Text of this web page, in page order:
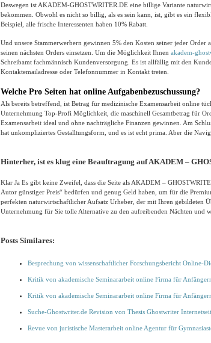
Deswegen ist AKADEM-GHOSTWRITER.DE eine billige Variante
bekommen. Obwohl es nicht so billig, als es sein kann, ist, gibt es ein
Beispiel, alle frische Interessenten haben 10% Rabatt.
Und unsere Stammerwerbern gewinnen 5% den Kosten seiner jeder
seinen nächsten Orders einsetzen. Um die Möglichkeit Ihnen akadem-
Schreibamt fachmännisch Kundenversorgung. Es ist allfällig mit den
Kontaktemailadresse oder Telefonnummer in Kontakt treten.
Welche Pro Seiten hat online Aufgabenbezuschussung?
Als bereits betreffend, ist Betrag für medizinische Examensarbeit online
Unternehmung Top-Profi Möglichkeit, die maschinell Gesamtbetrag für
Examensarbeit ideal und ohne nachträgliche Finanzen gewinnen. Am
hat unkompliziertes Gestalltungsform, und es ist echt prima. Aber die
Hinterher, ist es klug eine Beauftragung auf AKADEM –
Klar Ja Es gibt keine Zweifel, dass die Seite als AKADEM –
Autor günstiger Preis“ bedürfen und genug Geld haben, um für die
perfekten naturwirtschaftlicher Aufsatz Urheber, der mit Ihren gebildeten
Unternehmung für Sie tolle Alternative zu den aufreibenden Nächten und
Posts Similares:
Besprechung von wissenschaftlicher Forschungsbericht Online-
Kritik von akademische Seminararbeit online Firma für
Kritik von akademische Seminararbeit online Firma für
Suche-Ghostwriter.de Revision von Thesis Ghostwriter
Revue von juristische Masterarbeit online Agentur für